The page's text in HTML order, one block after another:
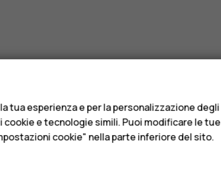
tua esperienza e per la personalizzazione degli
e tecnologie simili. Puoi modificare le tue
cookie" nella parte inferiore del sito.